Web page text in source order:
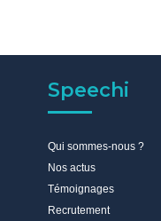
Speechi
Qui sommes-nous ?
Nos actus
Témoignages
Recrutement